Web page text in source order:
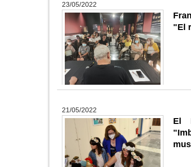
23/05/2022
"El
21/05/2022
El